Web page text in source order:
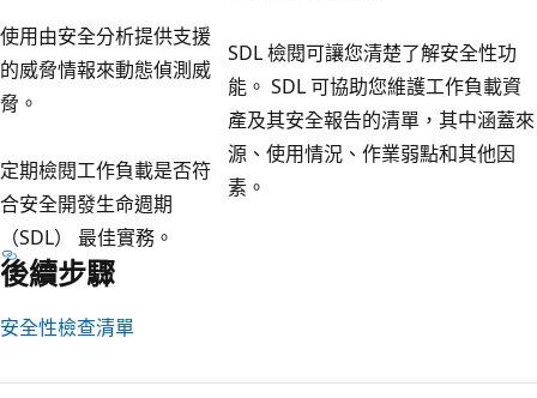
使用由安全分析提供支援
的威脅情報來動態偵測威
脅。
定期檢閱工作負載是否符
合安全開發生命週期
（SDL） 最佳實務。
SDL 檢閱可讓您清楚了解安全性功
能。 SDL 可協助您維護工作負載資
產及其安全報告的清單，其中涵蓋來
源、使用情況、作業弱點和其他因
素。
後續步驟
安全性檢查清單